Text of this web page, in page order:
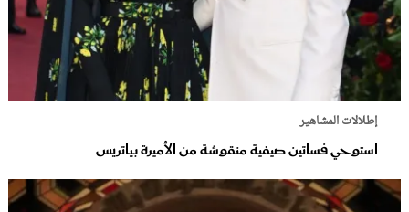
إطلالات المشاهير
استوحي فساتين صيفية منقوشة من الأميرة بياتريس